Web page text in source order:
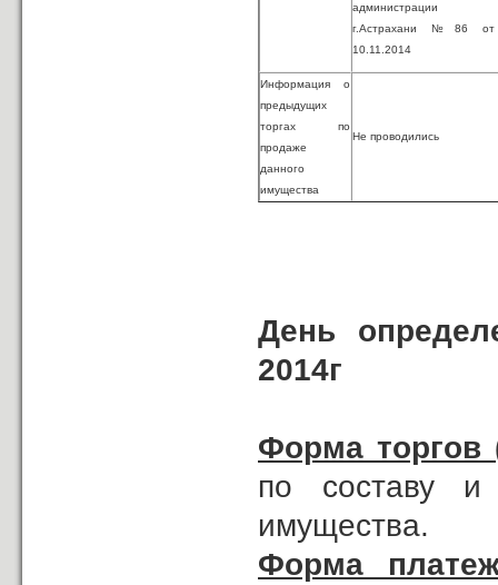
администрации
г.Астрахани № 86 от
10.11.2014
Информация о
предыдущих
торгах по
продаже
данного
имущества
Не проводились
День
2014г
Форма торгов
по составу
имущества.
Форма